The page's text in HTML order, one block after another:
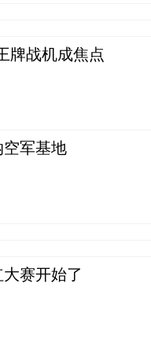
牌战机成焦点
空军基地
赛开始了